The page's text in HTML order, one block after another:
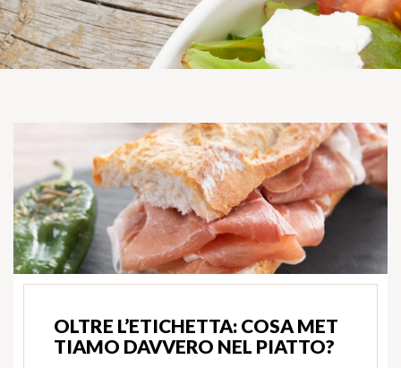
OLTRE L’ETICHETTA: COSA MET
TIAMO DAVVERO NEL PIATTO?